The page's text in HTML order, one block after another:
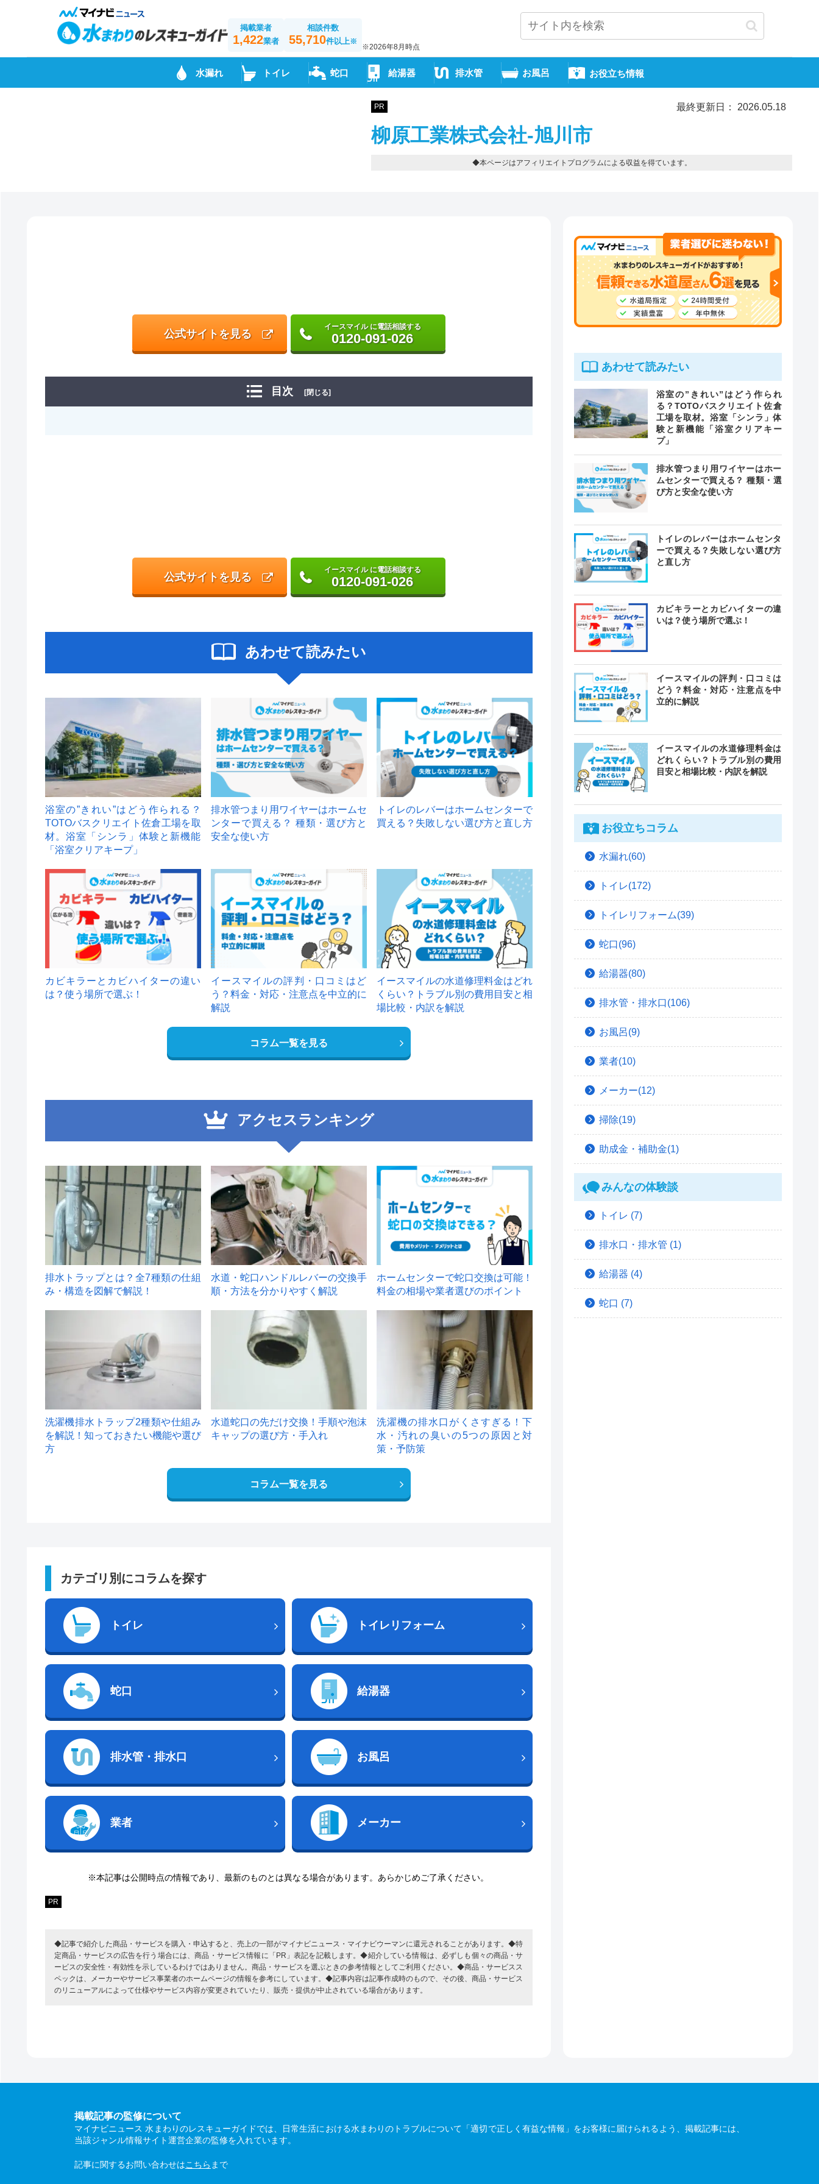
掲載業者
1,422業者
相談件数
55,710件以上※
※2026年8月時点
水漏れ トイレ 蛇口 給湯器 排水管 お風呂 お役立ち情報
PR 最終更新日： 2026.05.18
柳原工業株式会社-旭川市
◆本ページはアフィリエイトプログラムによる収益を得ています。
公式サイトを見る
イースマイル に電話相談する
0120-091-026
目次 [閉じる]
公式サイトを見る
イースマイル に電話相談する
0120-091-026
あわせて読みたい
浴室の”きれい”はどう作られる？
TOTOバスクリエイト佐倉工場を取
材。浴室「シンラ」体験と新機能
「浴室クリアキープ」
排水管つまり用ワイヤーはホームセ
ンターで買える？ 種類・選び方と
安全な使い方
トイレのレバーはホームセンターで
買える？失敗しない選び方と直し方
カビキラーとカビハイターの違い
は？使う場所で選ぶ！
イースマイルの評判・口コミはど
う？料金・対応・注意点を中立的に
解説
イースマイルの水道修理料金はどれ
くらい？トラブル別の費用目安と相
場比較・内訳を解説
コラム一覧を見る
アクセスランキング
1
排水トラップとは？全7種類の仕組
み・構造を図解で解説！
2
水道・蛇口ハンドルレバーの交換手
順・方法を分かりやすく解説
ホームセンターで蛇口交換は可能！
料金の相場や業者選びのポイント
洗濯機排水トラップ2種類や仕組み
を解説！知っておきたい機能や選び
方
水道蛇口の先だけ交換！手順や泡沫
キャップの選び方・手入れ
洗濯機の排水口がくさすぎる！下
水・汚れの臭いの5つの原因と対
策・予防策
コラム一覧を見る
カテゴリ別にコラムを探す
トイレ トイレリフォーム
蛇口 給湯器
排水管・排水口 お風呂
業者 メーカー
※本記事は公開時点の情報であり、最新のものとは異なる場合があります。あらかじめご了承ください。
PR
◆記事で紹介した商品・サービスを購入・申込すると、売上の一部がマイナビニュース・マイナビウーマンに還元されることがあります。◆特
定商品・サービスの広告を行う場合には、商品・サービス情報に「PR」表記を記載します。◆紹介している情報は、必ずしも個々の商品・サ
ービスの安全性・有効性を示しているわけではありません。商品・サービスを選ぶときの参考情報としてご利用ください。◆商品・サービスス
ペックは、メーカーやサービス事業者のホームページの情報を参考にしています。◆記事内容は記事作成時のもので、その後、商品・サービス
のリニューアルによって仕様やサービス内容が変更されていたり、販売・提供が中止されている場合があります。
あわせて読みたい
浴室の”きれい”はどう作られ
る？TOTOバスクリエイト佐倉
工場を取材。浴室「シンラ」体
験と新機能「浴室クリアキー
プ」
排水管つまり用ワイヤーはホー
ムセンターで買える？ 種類・選
び方と安全な使い方
トイレのレバーはホームセンタ
ーで買える？失敗しない選び方
と直し方
カビキラーとカビハイターの違
いは？使う場所で選ぶ！
イースマイルの評判・口コミは
どう？料金・対応・注意点を中
立的に解説
イースマイルの水道修理料金は
どれくらい？トラブル別の費用
目安と相場比較・内訳を解説
お役立ちコラム
水漏れ(60)
トイレ(172)
トイレリフォーム(39)
蛇口(96)
給湯器(80)
排水管・排水口(106)
お風呂(9)
業者(10)
メーカー(12)
掃除(19)
助成金・補助金(1)
みんなの体験談
トイレ (7)
排水口・排水管 (1)
給湯器 (4)
蛇口 (7)
掲載記事の監修について
マイナビニュース 水まわりのレスキューガイドでは、日常生活における水まわりのトラブルについて「適切で正しく有益な情報」をお客様に届けられるよう、掲載記事には、
当該ジャンル情報サイト運営企業の監修を入れています。
記事に関するお問い合わせはこちら まで